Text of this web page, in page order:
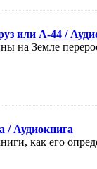
или А-44 /
на Земле
/ Аудиокнига
как его